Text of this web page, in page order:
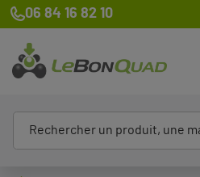
06 84 16 82 10